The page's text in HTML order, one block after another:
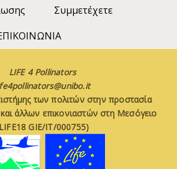
Συμμετέχετε
LIFE 4 Pollinators
των πολιτών στην προστασία
άλλων επικονιαστών στη Μεσόγειο
GIE/IT/000755)